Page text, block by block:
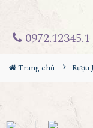
0972.12345.1
Trang chủ